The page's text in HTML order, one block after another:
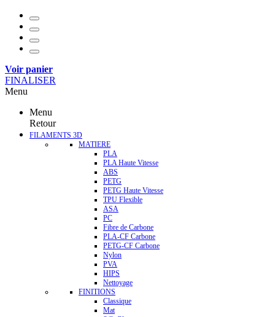
Voir panier
FINALISER
Menu
Menu
Retour
FILAMENTS 3D
MATIERE
PLA
PLA Haute Vitesse
ABS
PETG
PETG Haute Vitesse
TPU Flexible
ASA
PC
Fibre de Carbone
PLA-CF Carbone
PETG-CF Carbone
Nylon
PVA
HIPS
Nettoyage
FINITIONS
Classique
Mat